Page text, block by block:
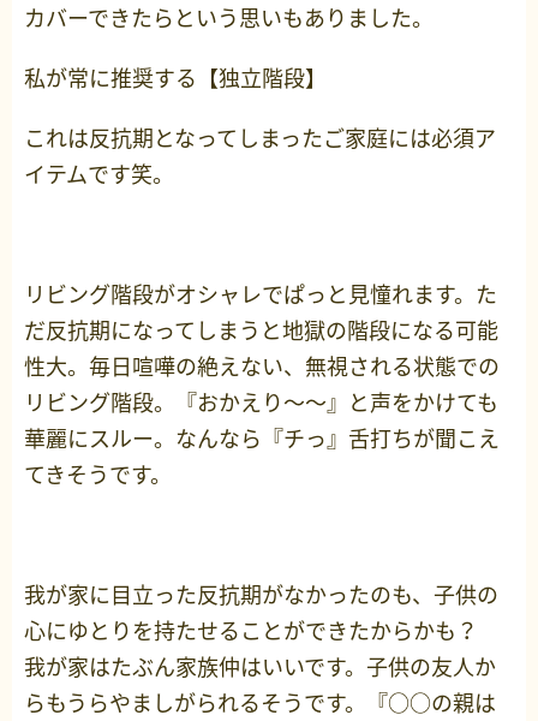
カバーできたらという思いもありました。
私が常に推奨する【独立階段】
これは反抗期となってしまったご家庭には必須ア
イテムです笑。
リビング階段がオシャレでぱっと見憧れます。た
だ反抗期になってしまうと地獄の階段になる可能
性大。毎日喧嘩の絶えない、無視される状態での
リビング階段。『おかえり～～』と声をかけても
華麗にスルー。なんなら『チっ』舌打ちが聞こえ
てきそうです。
我が家に目立った反抗期がなかったのも、子供の
心にゆとりを持たせることができたからかも？
我が家はたぶん家族仲はいいです。子供の友人か
らもうらやましがられるそうです。『○○の親は